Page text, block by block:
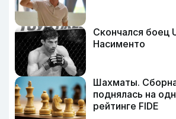
Скончался боец
Насименто
Шахматы.
поднялась на
рейтинге FIDE